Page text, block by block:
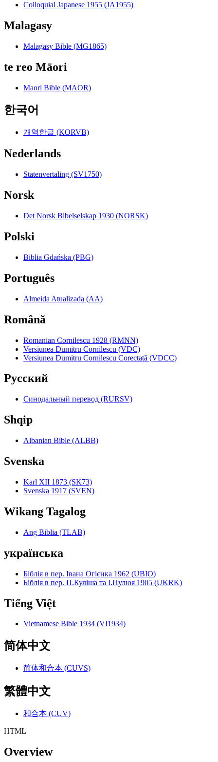
Colloquial Japanese 1955 (JA1955)
Malagasy
Malagasy Bible (MG1865)
te reo Māori
Maori Bible (MAOR)
한국어
개역한글 (KORVB)
Nederlands
Statenvertaling (SV1750)
Norsk
Det Norsk Bibelselskap 1930 (NORSK)
Polski
Biblia Gdańska (PBG)
Português
Almeida Atualizada (AA)
Română
Romanian Cornilescu 1928 (RMNN)
Versiunea Dumitru Cornilescu (VDC)
Versiunea Dumitru Cornilescu Corectată (VDCC)
Pyccкий
Синодальный перевод (RURSV)
Shqip
Albanian Bible (ALBB)
Svenska
Karl XII 1873 (SK73)
Svenska 1917 (SVEN)
Wikang Tagalog
Ang Biblia (TLAB)
українська
Біблія в пер. Івана Огієнка 1962 (UBIO)
Біблія в пер. П.Куліша та І.Пулюя 1905 (UKRK)
Tiếng Việt
Vietnamese Bible 1934 (VI1934)
简体中文
简体和合本 (CUVS)
繁體中文
和合本 (CUV)
HTML
Overview